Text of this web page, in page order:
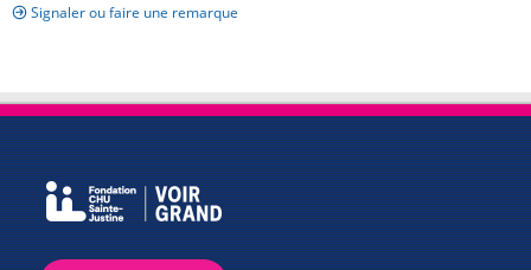
Signaler ou faire une remarque